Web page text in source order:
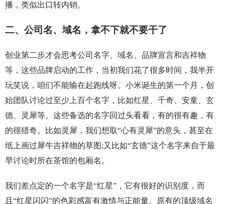
播，类似出口转内销。
二、公司名、域名，拿不下就不要干了
创业第二步才会思考公司名字、域名、品牌宣言和吉祥物
等，这些品牌启动的工作，当初我们花了很多时间，我半开
玩笑说，咱们不能输在起跑线呀。小米诞生的第一个月，创
始团队讨论过至少上百个名字，比如红星、千奇、安童、玄
德、灵犀等。这些备选的名字回过头看看，有的很有趣，有
的很猎奇。比如灵犀，我们想取“心有灵犀”的意头，甚至在
纸上画过犀牛吉祥物的草图;又比如“玄德”这个名字来自于最
早讨论时所在茶馆的包厢名。
我们差点定的一个名字是“红星”，它有很好的识别度，而
且“红星闪闪”的色彩感富有激情与正能量。原有的顶级域名